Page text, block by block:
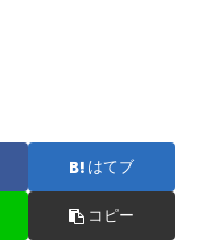
はてブ
コピー